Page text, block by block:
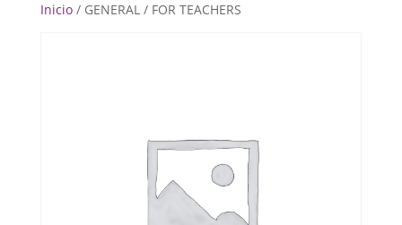
Inicio/ GENERAL / FOR TEACHERS